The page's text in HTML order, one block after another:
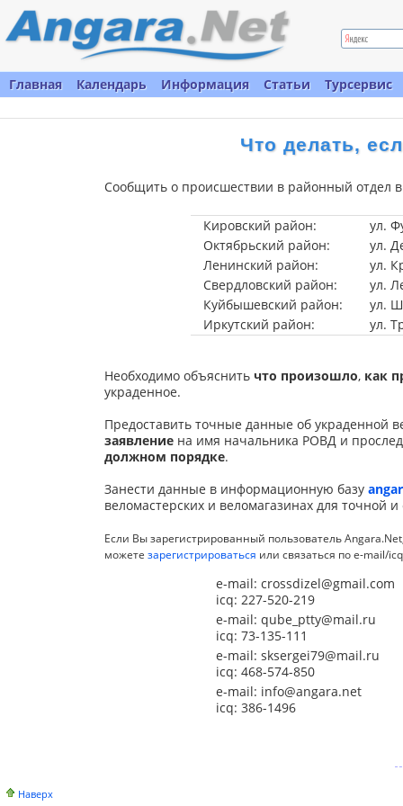
Главная Календарь Информация Статьи Турсервис
Что делать,
Сообщить о происшествии в районный отдел
Кировский район:
ул.
Октябрьский район:
ул.
Ленинский район:
ул.
Свердловский район:
ул.
Куйбышевский район:
ул.
Иркутский район:
ул.
Необходимо объяснить что произошло, как
украденное.
Предоставить точные данные об украденной
заявление на имя начальника РОВД и
должном порядке.
Занести данные в информационную базу
веломастерских и веломагазинах для точной
Если Вы зарегистрированный пользователь
можете зарегистрироваться или связаться по e-mail/
e-mail: crossdizel@gmail.com
icq: 227-520-219
e-mail: qube_ptty@mail.ru
icq: 73-135-111
e-mail: sksergei79@mail.ru
icq: 468-574-850
e-mail: info@angara.net
icq: 386-1496
Наверх